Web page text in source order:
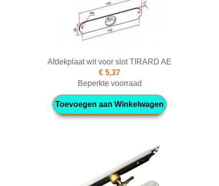
Afdekplaat wit voor slot TIRARD AE
€ 5,37
Beperkte voorraad
Toevoegen aan Winkelwagen